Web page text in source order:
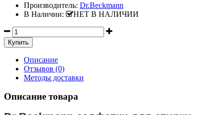
Производитель: Dr.Beckmann
В Наличии:
НЕТ В НАЛИЧИИ
Описание
Отзывов (0)
Методы доставки
Описание товара